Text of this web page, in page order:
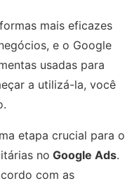
mais eficazes
e o Google
usadas para
a utilizá-la, você
etapa crucial para o
no Google Ads.
com as